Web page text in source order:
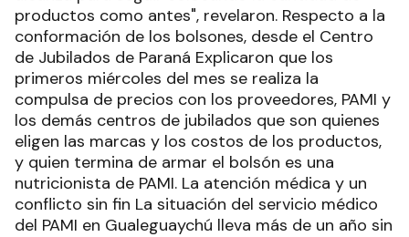
productos como antes", revelaron. Respecto a la
conformación de los bolsones, desde el Centro
de Jubilados de Paraná Explicaron que los
primeros miércoles del mes se realiza la
compulsa de precios con los proveedores, PAMI y
los demás centros de jubilados que son quienes
eligen las marcas y los costos de los productos,
y quien termina de armar el bolsón es una
nutricionista de PAMI. La atención médica y un
conflicto sin fin La situación del servicio médico
del PAMI en Gualeguaychú lleva más de un año sin